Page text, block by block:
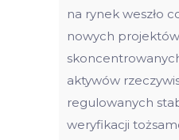
na rynek weszło
nowych projektów
aktywów
regulowanych
weryfikacji